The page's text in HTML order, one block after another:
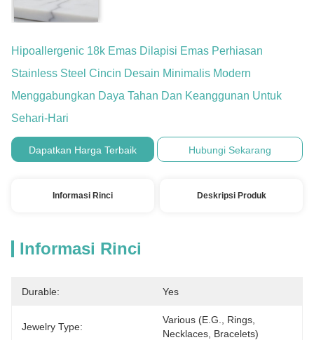
Hipoallergenic 18k Emas Dilapisi Emas Perhiasan
Stainless Steel Cincin Desain Minimalis Modern
Menggabungkan Daya Tahan Dan Keanggunan Untuk
Sehari-Hari
Dapatkan Harga Terbaik Hubungi Sekarang
Informasi Rinci Deskripsi Produk
Informasi Rinci
Durable: Yes
Jewelry Type:
Various (e.g., Rings,
Necklaces, Bracelets)